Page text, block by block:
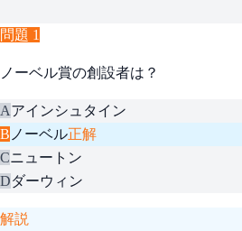
問題 1
ノーベル賞の創設者は？
Aアインシュタイン
B ノーベル正解
Cニュートン
Dダーウィン
解説